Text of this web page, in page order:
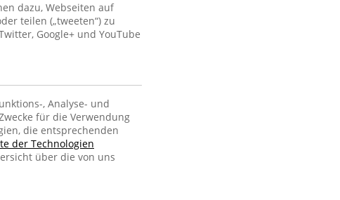
dazu, Webseiten auf
teilen („tweeten“) zu
Google+ und YouTube
, Analyse- und
für die Verwendung
die entsprechenden
der Technologien
über die von uns